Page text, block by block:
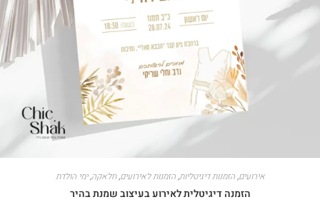
אירועים,הזמנות דיגיטליות,הזמנות לאירועים,חלאקה,ימי הולדת
הזמנה דיגיטלית לאירוע בעיצוב שמנת בהיר